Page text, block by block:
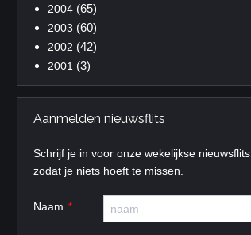
2004(65)
2003 (60)
2002 (42)
2001 (3)
Aanmelden nieuwsflits
Schrijf je in voor onze wekelijkse nieuwsflits
zodat je niets hoeft te missen.
Naam